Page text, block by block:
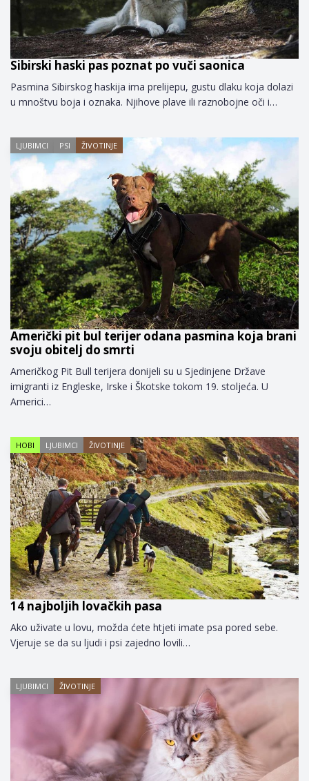
Sibirski haski pas poznat po vuči saonica
Pasmina Sibirskog haskija ima prelijepu, gustu dlaku koja dolazi
u mnoštvu boja i oznaka. Njihove plave ili raznobojne oči i…
LJUBIMCI PSI ŽIVOTINJE
Američki pit bul terijer odana pasmina koja brani
svoju obitelj do smrti
Američkog Pit Bull terijera donijeli su u Sjedinjene Države
imigranti iz Engleske, Irske i Škotske tokom 19. stoljeća. U
Americi…
HOBI LJUBIMCI ŽIVOTINJE
14 najboljih lovačkih pasa
Ako uživate u lovu, možda ćete htjeti imate psa pored sebe.
Vjeruje se da su ljudi i psi zajedno lovili…
LJUBIMCI ŽIVOTINJE